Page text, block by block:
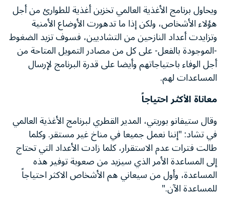
ويحاول برنامج الأغذية العالمي تخزين أغذية للطوارئ من أجل
هؤلاء الأشخاص، ولكن إذا ما تدهورت الأوضاع الأمنية
وتزايدت أعداد النازحين من التشاديين، فسوف تزيد الضغوط
-الموجودة بالفعل- على كل من مصادر التمويل المتاحة من
أجل الوفاء باحتياجاتهم وأيضا على قدرة البرنامج لإرسال
المساعدات لهم.
معاناة الأكثر احتياجاً
وقال ستيفانو بوريتي، المدير القطري لبرنامج الأغذية العالمي
في تشاد: "إننا نعمل جميعا في مناخ غير مستقر. وكلما
طالت فترات عدم الاستقرار، كلما زادت الأعداد التي تحتاج
إلى المساعدة الأمر الذي سيزيد من صعوبة توفير هذه
المساعدة، وأول من سيعاني هم الأشخاص الاكثر احتياجاً
للمساعدة الآن."